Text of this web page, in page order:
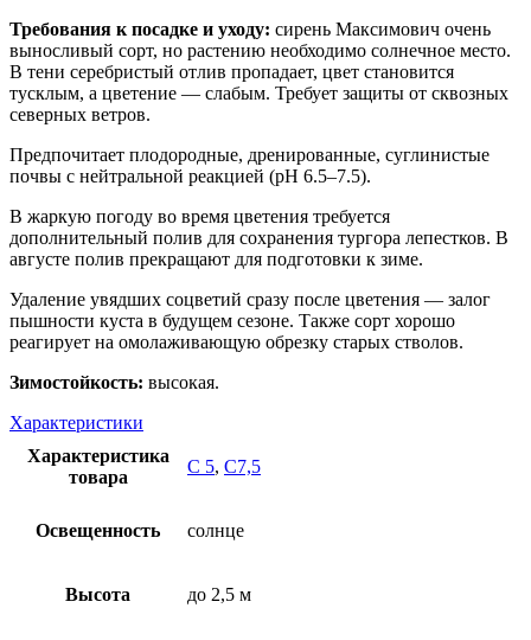
Требования к посадке и уходу: сирень Максимович очень
выносливый сорт, но растению необходимо солнечное место.
В тени серебристый отлив пропадает, цвет становится
тусклым, а цветение — слабым. Требует защиты от сквозных
северных ветров.
Предпочитает плодородные, дренированные, суглинистые
почвы с нейтральной реакцией (pH 6.5–7.5).
В жаркую погоду во время цветения требуется
дополнительный полив для сохранения тургора лепестков. В
августе полив прекращают для подготовки к зиме.
Удаление увядших соцветий сразу после цветения — залог
пышности куста в будущем сезоне. Также сорт хорошо
реагирует на омолаживающую обрезку старых стволов.
Зимостойкость: высокая.
Характеристики
Характеристика
товара
С 5, С7,5
Освещенность солнце
Высота до 2,5 м